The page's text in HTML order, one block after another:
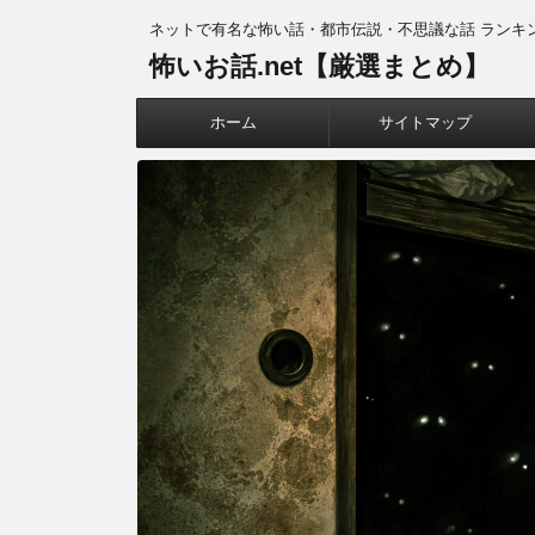
ネットで有名な怖い話・都市伝説・不思議な話 ランキ
怖いお話.net【厳選まとめ】
ホーム サイトマップ